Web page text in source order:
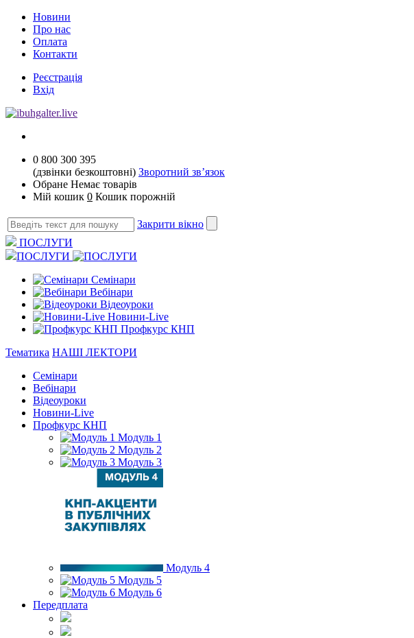
Новини
Про нас
Оплата
Контакти
Реєстрація
Вхід
0 800 300 395
(дзвінки безкоштовні) Зворотний зв’язок
Обране Немає товарів
Мій кошик 0 Кошик порожній
Закрити вікно
ПОСЛУГИ
ПОСЛУГИ
Семінари
Вебінари
Відеоуроки
Новини-Live
Профкурс КНП
Тематика НАШІ ЛЕКТОРИ
Семінари
Вебінари
Відеоуроки
Новини-Live
Профкурс КНП
Модуль 1
Модуль 2
Модуль 3
Модуль 4
Модуль 5
Модуль 6
Передплата